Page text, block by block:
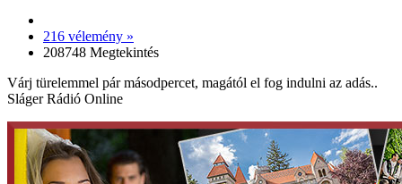
216 vélemény »
208748 Megtekintés
Várj türelemmel pár másodpercet, magától el fog indulni az adás..
Sláger Rádió Online